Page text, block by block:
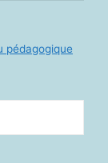
pédagogique